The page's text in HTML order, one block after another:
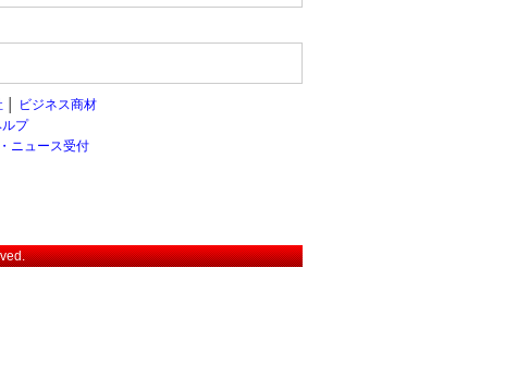
ビジネス商材
プ
ニュース受付